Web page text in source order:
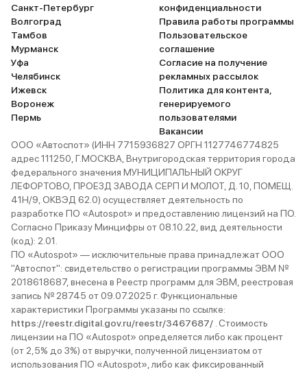
Санкт-Петербург
Волгоград
Тамбов
Мурманск
Уфа
Челябинск
Ижевск
Воронеж
Пермь
конфиденциальности
Правила работы программы
Пользовательское
соглашение
Согласие на получение
рекламных рассылок
Политика для контента,
генерируемого
пользователями
Вакансии
ООО «Автоспот» (ИНН 7715936827 ОРГН 1127746774825
адрес 111250, Г.МОСКВА, Внутригородская территория города
федерального значения МУНИЦИПАЛЬНЫЙ ОКРУГ
ЛЕФОРТОВО, ПРОЕЗД ЗАВОДА СЕРП И МОЛОТ, Д. 10, ПОМЕЩ.
41Н/9, ОКВЭД 62.0) осуществляет деятельность по
разработке ПО «Autospot» и предоставлению лицензий на ПО.
Согласно Приказу Минцифры от 08.10.22, вид деятельности
(код): 2.01.
ПО «Autospot» — исключительные права принадлежат ООО
"Автоспот": свидетельство о регистрации программы ЭВМ №
2018618687, внесена в Реестр программ для ЭВМ, реестровая
запись № 28745 от 09.07.2025 г. Функциональные
характеристики Программы указаны по ссылке:
https://reestr.digital.gov.ru/reestr/3467687/ . Стоимость
лицензии на ПО «Autospot» определяется либо как процент
(от 2,5% до 3%) от выручки, полученной лицензиатом от
использования ПО «Autospot», либо как фиксированный